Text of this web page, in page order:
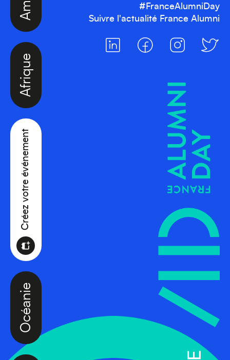
Océanie
Créez votre événement
Afrique
#FranceAlumniDay
Suivre l'actualité France Alumni